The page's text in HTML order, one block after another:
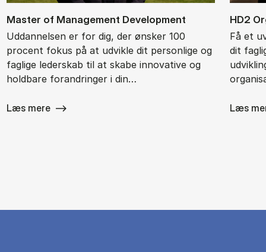
Ma­ster of Ma­na­ge­ment De­ve­l­op­ment
Uddannelsen er for dig, der ønsker 100
procent fokus på at udvikle dit personlige og
faglige lederskab til at skabe innovative og
holdbare forandringer i din…
Læs mere
HD2
Få et
dit
Læs